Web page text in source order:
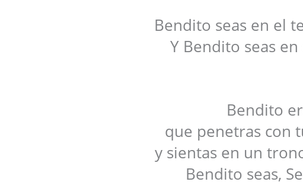
Bendito seas en el
Y Bendito seas
Bendito
que penetras con
y sientas en un
Bendito seas,